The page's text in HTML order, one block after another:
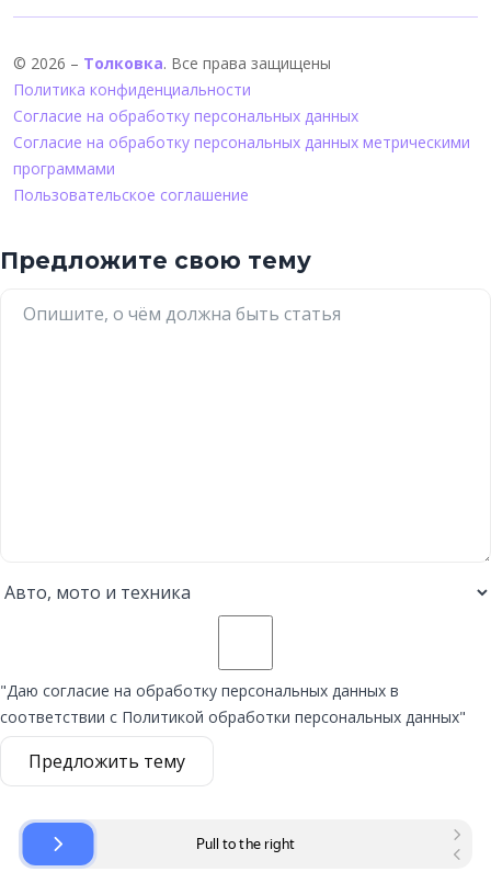
© 2026 – Толковка. Все права защищены
Политика конфиденциальности
Согласие на обработку персональных данных
Согласие на обработку персональных данных метрическими
программами
Пользовательское соглашение
Предложите свою тему
"Даю согласие на обработку персональных данных в
соответствии с Политикой обработки персональных данных"
Предложить тему